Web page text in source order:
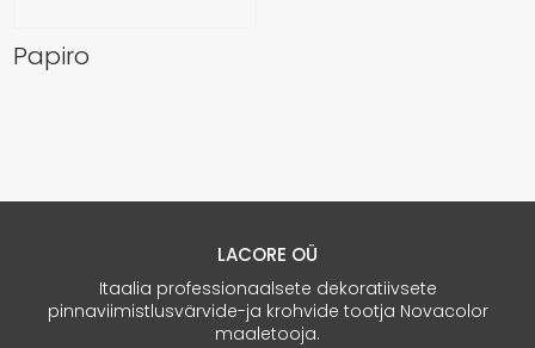
Papiro
LACORE OÜ
Itaalia professionaalsete dekoratiivsete
pinnaviimistlusvärvide-ja krohvide tootja Novacolor
maaletooja.